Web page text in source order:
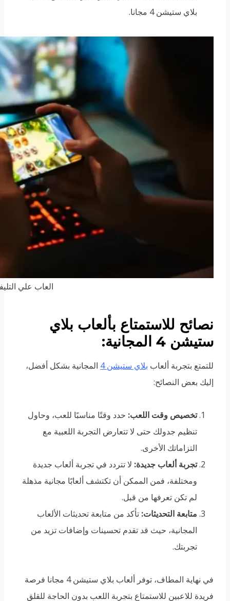
بلاي ستيشن 4 مجانا.
العاب علي
نصائح للاستمتاع بألعاب بلاي
ستيشن 4 المجانية:
للتمتع بتجربة ألعاب بلاي ستيشن 4
المجانية بشكل أفضل،
إليك بعض النصائح:
تخصيص وقت اللعب: حدد وقتًا مناسبًا للعب، وحاول
تنظيم جدولك حتى لا تتعارض التجربة اللعبية مع
التزاماتك الأخرى.
تجربة ألعاب جديدة: لا تتردد في تجربة ألعاب جديدة
ومختلفة، فمن الممكن أن تكتشف ألعابًا مجانية مذهلة
لم تكن تعرفها من قبل.
متابعة التحديثات: تأكد من متابعة تحديثات الألعاب
المجانية، حيث قد تقدم تحسينات وإضافات تزيد من
تجربتك.
في نهاية المطاف، توفر ألعاب بلاي ستيشن 4 مجانا فرصة
فريدة للاعبين للاستمتاع بتجربة اللعب بدون الحاجة للقلق